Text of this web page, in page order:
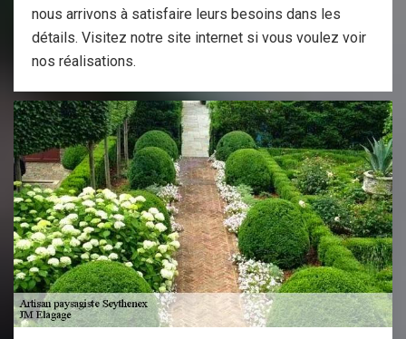
nous arrivons à satisfaire leurs besoins dans les
détails. Visitez notre site internet si vous voulez voir
nos réalisations.